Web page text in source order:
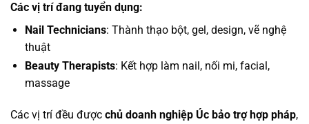
Các vị trí đang tuyển dụng:
Nail Technicians: Thành thạo bột, gel, design, vẽ nghệ
thuật
Beauty Therapists: Kết hợp làm nail, nối mi, facial,
massage
Các vị trí đều được chủ doanh nghiệp Úc bảo trợ hợp pháp,